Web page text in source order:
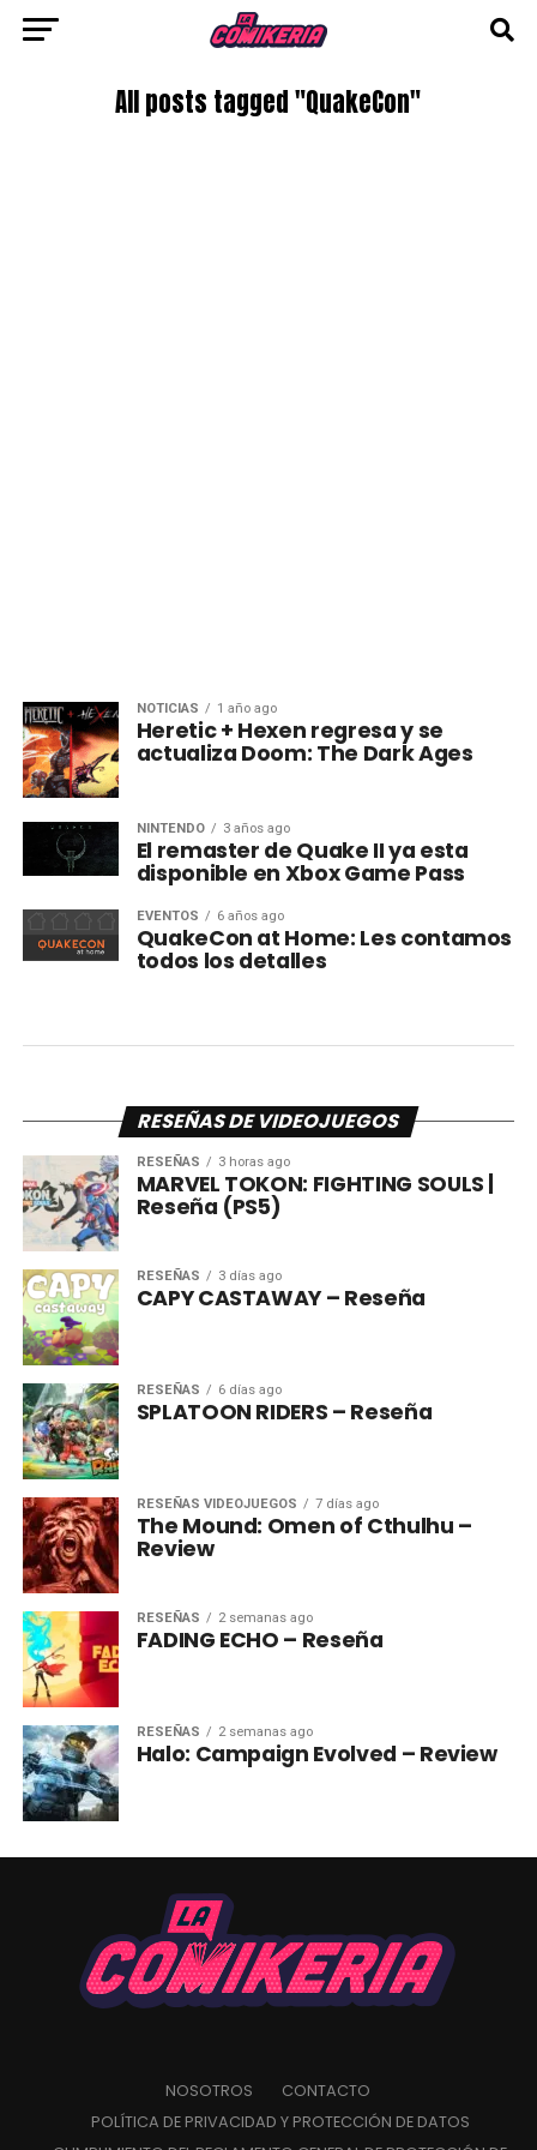
All posts tagged "QuakeCon"
NOTICIAS 1 año ago
Heretic + Hexen regresa y se
actualiza Doom: The Dark Ages
NINTENDO 3 años ago
El remaster de Quake II ya esta
disponible en Xbox Game Pass
EVENTOS 6 años ago
QuakeCon at Home: Les contamos
todos los detalles
RESEÑAS DE VIDEOJUEGOS
RESEÑAS 3 horas ago
MARVEL TOKON: FIGHTING SOULS |
Reseña (PS5)
RESEÑAS 3 días ago
CAPY CASTAWAY – Reseña
RESEÑAS 6 días ago
SPLATOON RIDERS – Reseña
RESEÑAS VIDEOJUEGOS 7 días ago
The Mound: Omen of Cthulhu –
Review
RESEÑAS 2 semanas ago
FADING ECHO – Reseña
RESEÑAS 2 semanas ago
Halo: Campaign Evolved – Review
NOSOTROS
CONTACTO
POLÍTICA DE PRIVACIDAD Y PROTECCIÓN DE DATOS